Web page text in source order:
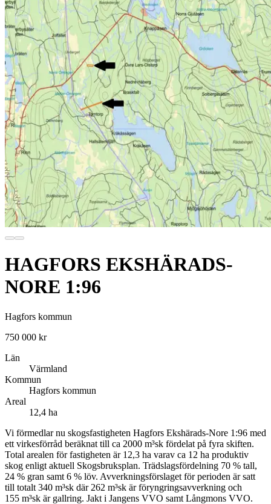
HAGFORS EKSHÄRADS-
NORE 1:96
Hagfors kommun
750 000 kr
Län
Värmland
Kommun
Hagfors kommun
Areal
12,4 ha
Vi förmedlar nu skogsfastigheten Hagfors Ekshärads-Nore 1:96 med
ett virkesförråd beräknat till ca 2000 m³sk fördelat på fyra skiften.
Total arealen för fastigheten är 12,3 ha varav ca 12 ha produktiv
skog enligt aktuell Skogsbruksplan. Trädslagsfördelning 70 % tall,
24 % gran samt 6 % löv. Avverkningsförslaget för perioden är satt
till totalt 340 m³sk där 262 m³sk är föryngringsavverkning och
155 m³sk är gallring. Jakt i Jangens VVO samt Långmons VVO.